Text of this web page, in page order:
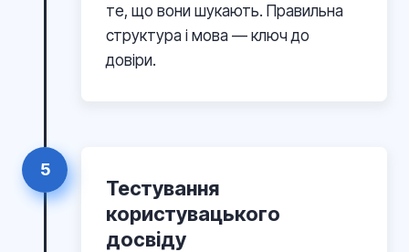
те, що вони шукають. Правильна
структура і мова — ключ до
довіри.
5
Тестування
користувацького
досвіду